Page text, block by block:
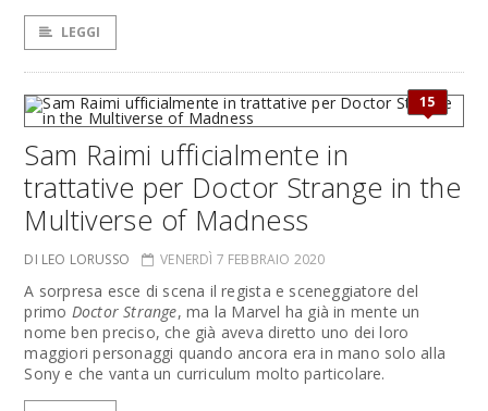
LEGGI
15
Sam Raimi ufficialmente in
trattative per Doctor Strange in the
Multiverse of Madness
DI LEO LORUSSO VENERDÌ 7 FEBBRAIO 2020
A sorpresa esce di scena il regista e sceneggiatore del
primo Doctor Strange, ma la Marvel ha già in mente un
nome ben preciso, che già aveva diretto uno dei loro
maggiori personaggi quando ancora era in mano solo alla
Sony e che vanta un curriculum molto particolare.